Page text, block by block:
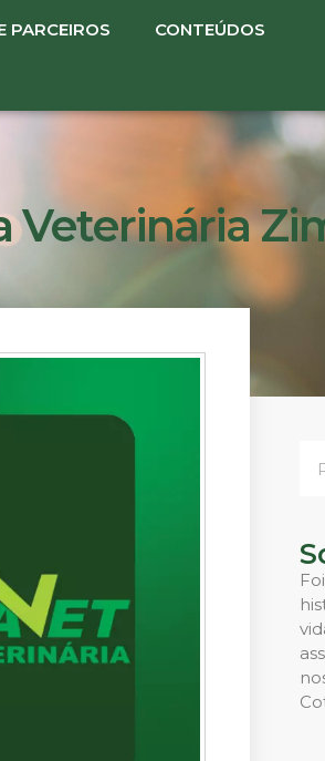
PARCEIROS CONTEÚDOS
Veterinária